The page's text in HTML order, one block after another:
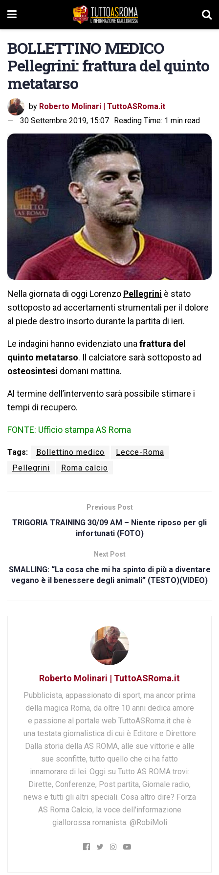
BOLLETTINO MEDICO
Pellegrini: frattura del quinto
metatarso
by Roberto Molinari | TuttoASRoma.it
30 Settembre 2019, 15:07 Reading Time: 1 min read
Nella giornata di oggi Lorenzo Pellegrini è stato
sottoposto ad accertamenti strumentali per il dolore
al piede destro insorto durante la partita di ieri.
Le indagini hanno evidenziato una frattura del
quinto metatarso. Il calciatore sarà sottoposto ad
osteosintesi domani mattina.
Al termine dell’intervento sarà possibile stimare i
tempi di recupero.
FONTE: Ufficio stampa AS Roma
Tags: Bollettino medico
Lecce-Roma
Pellegrini
Roma calcio
Previous Post
TRIGORIA TRAINING 30/09 AM – Niente riposo per gli
infortunati (FOTO)
Next Post
SMALLING: “La cosa che mi ha spinto di più a diventare
vegano è il benessere degli animali” (TESTO)(VIDEO)
Roberto Molinari | TuttoASRoma.it
Pubblicista, appassionato di sport, ma ancor prima
della magica Roma, da oltre 10 anni dedica amore
e passione al portale web TuttoASRoma.it che è
una testata giornalistica di cui è Editore e Direttore
Dalla storia della AS ROMA, alle sue vittorie e alle
sue sconfitte, tutto quello che ci ha fatto
innamorare di lei. Oggi su Tutto AS ROMA trovi:
Dirette, Conferenze, Post partita, Giornale radio,
news e tutti gli altri speciali. Cosa altro dire? Forza
AS Roma Calcio, la voce dell'informazione
giallorossa romanista. @RobiMoli